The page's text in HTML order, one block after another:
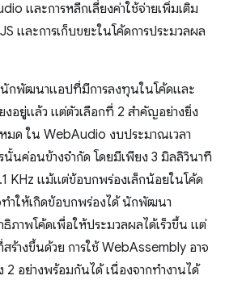
และการหลีกเลี่ยงค่าใช้จ่ายเพิ่มเติม
และการเก็บขยะในโค้ดการประมวลผล
นักพัฒนาแอปที่มีการลงทุนในโค้ดและ
งอยู่แล้ว แต่ตัวเลือกที่ 2 สำคัญอย่างยิ่ง
มด ใน WebAudio งบประมาณเวลา
นั้นค่อนข้างจำกัด โดยมีเพียง 3 มิลลิวินาที
KHz แม้แต่ข้อบกพร่องเล็กน้อยในโค้ด
ทำให้เกิดข้อบกพร่องได้ นักพัฒนา
ภาพโค้ดเพื่อให้ประมวลผลได้เร็วขึ้น แต่
ร้างขึ้นด้วย การใช้ WebAssembly อาจ
อย่างพร้อมกันได้ เนื่องจากทำงานได้